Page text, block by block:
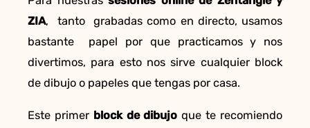
ZIA, tanto grabadas como en directo, usamos
bastante papel por que practicamos y nos
divertimos, para esto nos sirve cualquier block
de dibujo o papeles que tengas por casa.
Este primer block de dibujo que te recomiendo